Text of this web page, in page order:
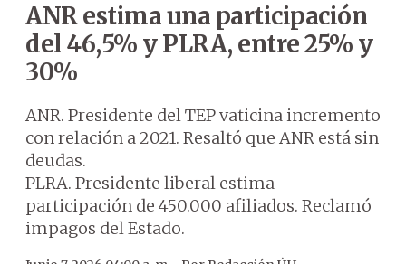
ANR estima una participación
del 46,5% y PLRA, entre 25% y
30%
ANR. Presidente del TEP vaticina incremento
con relación a 2021. Resaltó que ANR está sin
deudas.
PLRA. Presidente liberal estima
participación de 450.000 afiliados. Reclamó
impagos del Estado.